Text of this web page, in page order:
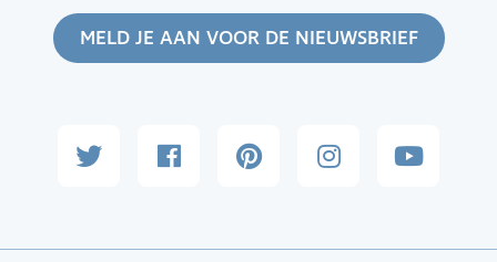
MELD JE AAN VOOR DE NIEUWSBRIEF